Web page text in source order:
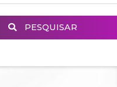
PESQUISAR